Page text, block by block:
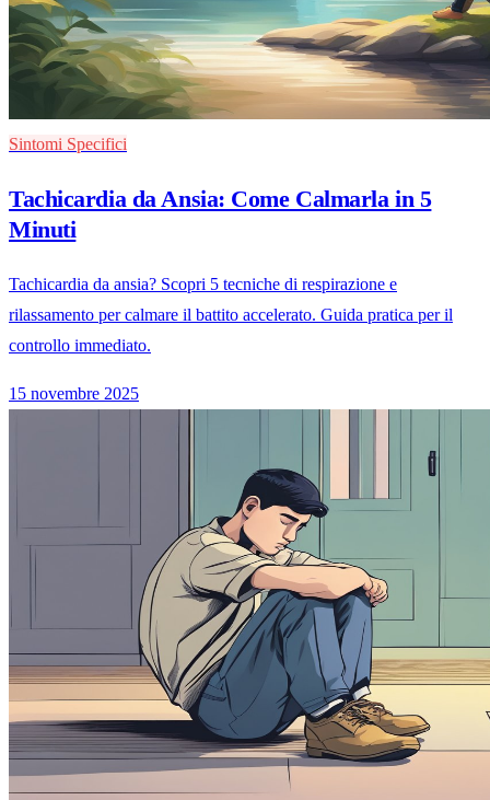
Sintomi Specifici
Tachicardia da Ansia: Come Calmarla in 5
Minuti
Tachicardia da ansia? Scopri 5 tecniche di respirazione e
rilassamento per calmare il battito accelerato. Guida pratica per il
controllo immediato.
15 novembre 2025